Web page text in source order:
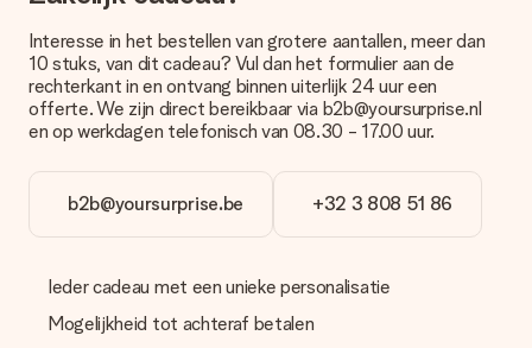
Betalen
Hoe kan ik mijn bestelling betalen?
Wij bieden de volgende betaalmethodes aan: iDeal, Paypal,
creditcard of handmatige overboeking. Hou bij handmatige
overboeking wel rekening met 3 dagen extra levertijd van je
cadeau.
Cadeau ontvangen
We vinden het erg vervelend als je cadeau niet naar wens is
geleverd. Je kunt hiervoor contact opnemen met onze
klantenservice, zij helpen je graag bij het vinden van een
Interesse in het bestellen van grotere aantallen, meer dan
10 stuks, van dit cadeau? Vul dan het formulier aan de
rechterkant in en ontvang binnen uiterlijk 24 uur een
offerte. We zijn direct bereikbaar via b2b@yoursurprise.nl
en op werkdagen telefonisch van 08.30 - 17.00 uur.
b2b@yoursurprise.be +32 3 808 51 86
Ieder cadeau met een unieke personalisatie
Mogelijkheid tot achteraf betalen